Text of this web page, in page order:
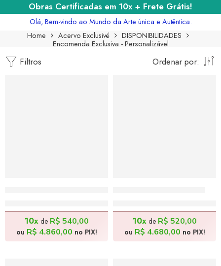
Obras Certificadas em 10x + Frete Grátis!
Olá, Bem-vindo ao Mundo da Arte única e Autêntica.
Home
Acervo Exclusivé
DISPONIBILIDADES
Encomenda Exclusiva - Personalizável
Filtros Ordenar por:
10xde R$ 540,00
ou R$ 4.860,00 no PIX!
10xde R$ 520,00
ou R$ 4.680,00 no PIX!